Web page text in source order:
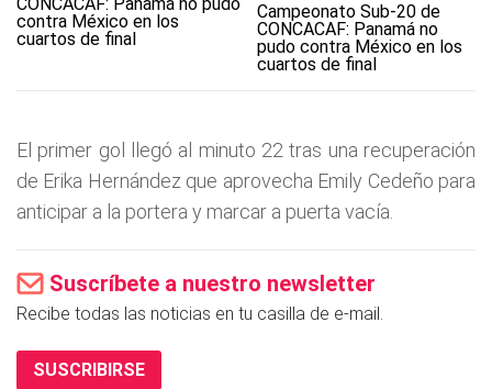
Campeonato Sub-20 de
CONCACAF: Panamá no
pudo contra México en los
cuartos de final
El primer gol llegó al minuto 22 tras una recuperación
de Erika Hernández que aprovecha Emily Cedeño para
anticipar a la portera y marcar a puerta vacía.
Suscríbete a nuestro newsletter
Recibe todas las noticias en tu casilla de e-mail.
SUSCRIBIRSE